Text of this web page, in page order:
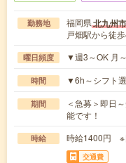
勤務地 福岡県北九州
戸畑駅から徒
曜日頻度 ▼週3～OK 月
時間 ▼6h～シフト
期間
＜急募＞即日
能です！
時給 時給1400円 ※
交通費